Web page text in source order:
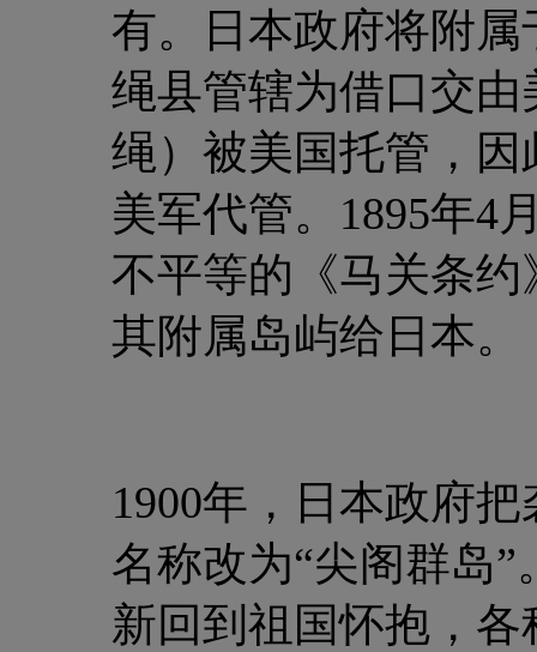
有。日本政府将附
绳县管辖为借口交
绳）被美国托管，因
美军代管。1895年4
不平等的《马关条
其附属岛屿给日本。
1900年，日本政府
名称改为“尖阁群岛
新回到祖国怀抱，